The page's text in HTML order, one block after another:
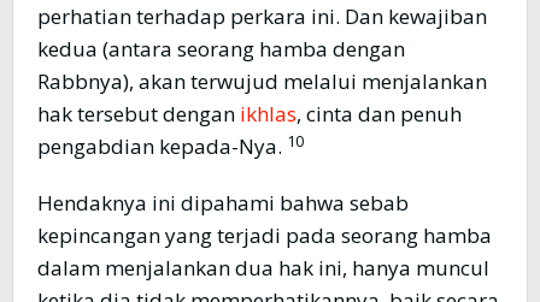
perhatian terhadap perkara ini. Dan kewajiban
kedua (antara seorang hamba dengan
Rabbnya), akan terwujud melalui menjalankan
hak tersebut dengan ikhlas, cinta dan penuh
pengabdian kepada-Nya. 10
Hendaknya ini dipahami bahwa sebab
kepincangan yang terjadi pada seorang hamba
dalam menjalankan dua hak ini, hanya muncul